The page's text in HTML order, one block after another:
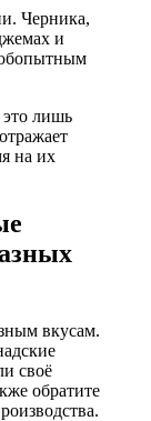
Черника,
и
это лишь
на их
вкусам.
своё
обратите